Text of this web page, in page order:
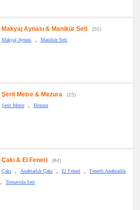
Makyaj Aynası & Manikür Seti
(50)
Makyaj Aynası
, Manikür Seti
Şerit Metre & Mezura
(25)
Şerit Metre
, Mezura
Çakı & El Feneri
(84)
Çakı
, Anahtarlık Çakı , El Feneri , Fenerli Anahtarlık
, Tornavida Seti